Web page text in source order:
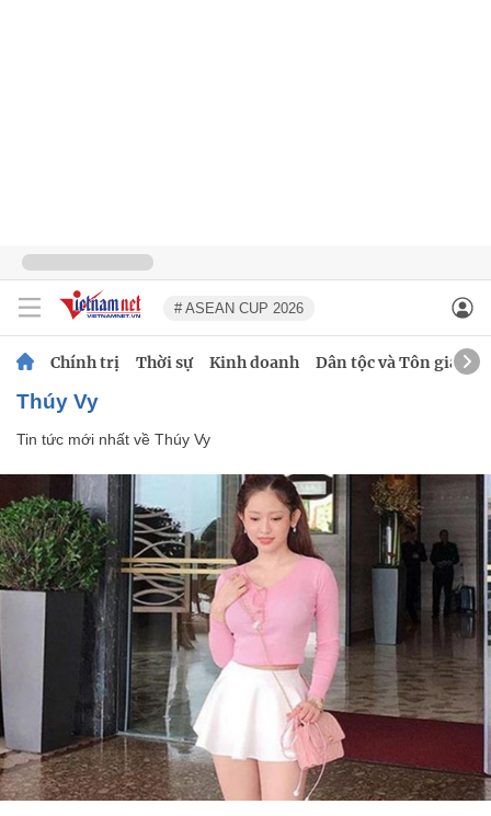
# ASEAN CUP 2026
Chính trị Thời sự Kinh doanh Dân tộc và Tôn giáo
Thúy Vy
Tin tức mới nhất về Thúy Vy